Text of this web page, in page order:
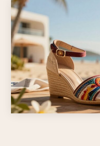
Boho-Kleider
2026: Diese
stilvoll
BOHO STYLE